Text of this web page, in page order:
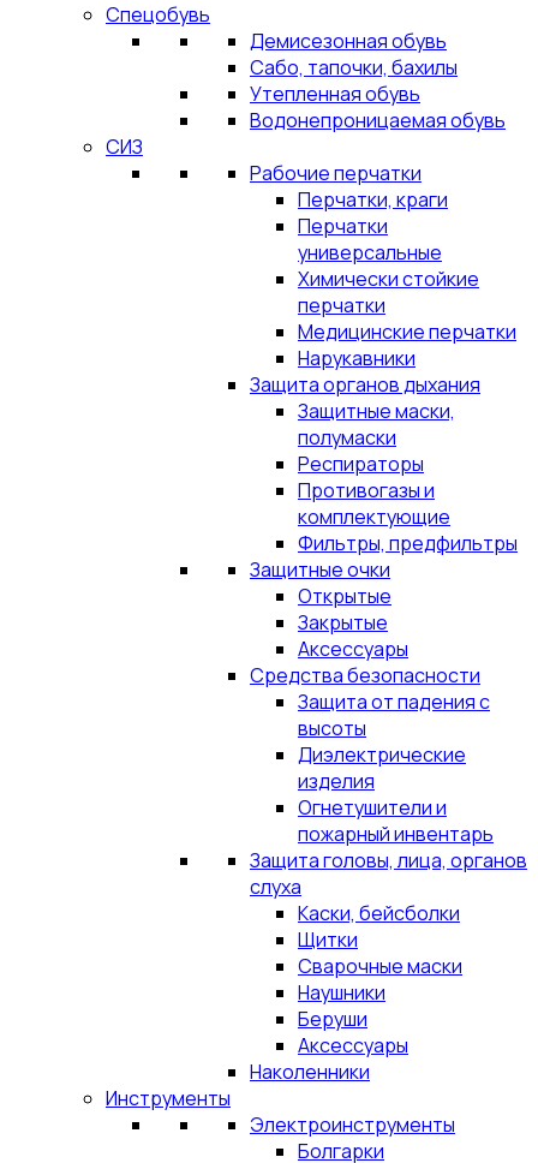
Спецобувь
Демисезонная обувь
Сабо, тапочки, бахилы
Утепленная обувь
Водонепроницаемая обувь
СИЗ
Рабочие перчатки
Перчатки, краги
Перчатки
универсальные
Химически стойкие
перчатки
Медицинские перчатки
Нарукавники
Защита органов дыхания
Защитные маски,
полумаски
Респираторы
Противогазы и
комплектующие
Фильтры, предфильтры
Защитные очки
Открытые
Закрытые
Аксессуары
Средства безопасности
Защита от падения с
высоты
Диэлектрические
изделия
Огнетушители и
пожарный инвентарь
Защита головы, лица, органов
слуха
Каски, бейсболки
Щитки
Сварочные маски
Наушники
Беруши
Аксессуары
Наколенники
Инструменты
Электроинструменты
Болгарки